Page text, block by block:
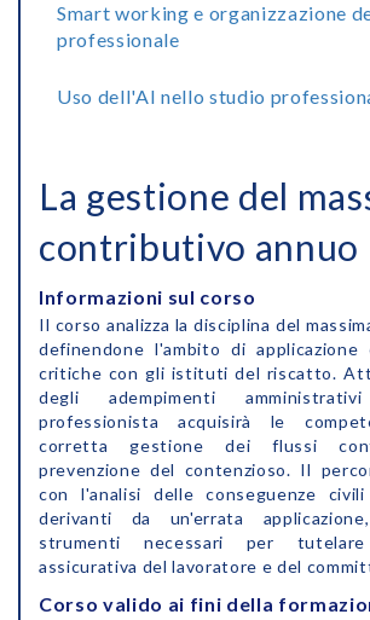
Smart working e organizzazione
professionale
Uso dell'AI nello studio
La gestione del
contributivo annuo
Informazioni sul corso
Il corso analizza la disciplina del
definendone l'ambito di
critiche con gli istituti del riscatto.
degli adempimenti
professionista acquisirà le
corretta gestione dei flussi
prevenzione del contenzioso. Il
con l'analisi delle conseguenze
derivanti da un'errata
strumenti necessari per
assicurativa del lavoratore e del
Corso valido ai fini della